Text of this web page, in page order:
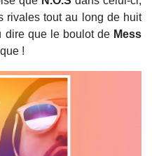
rivales tout au long de huit
dire que le boulot de Mess
!